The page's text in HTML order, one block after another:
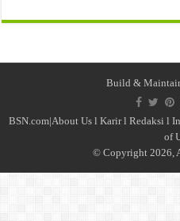
Build &
BSN.com|About Us l Karirl Redaksi l
of
© Copyright 2026,